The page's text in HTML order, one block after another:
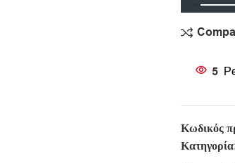
5
Κωδικός